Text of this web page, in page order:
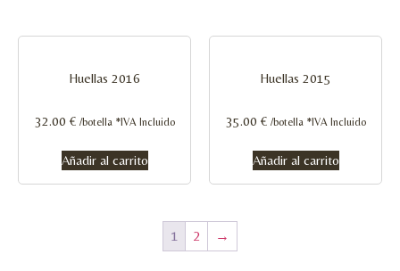
Huellas 2016
32.00 € /botella *IVA Incluido
Añadir al carrito
Huellas 2015
35.00 € /botella *IVA Incluido
Añadir al carrito
1 2 →